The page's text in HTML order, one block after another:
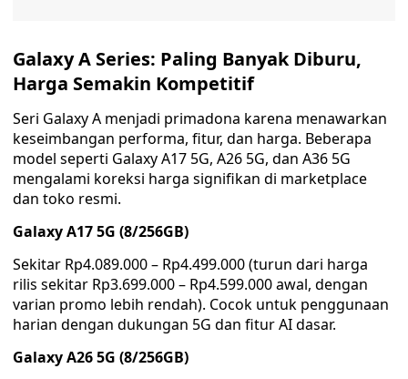
Galaxy A Series: Paling Banyak Diburu,
Harga Semakin Kompetitif
Seri Galaxy A menjadi primadona karena menawarkan
keseimbangan performa, fitur, dan harga. Beberapa
model seperti Galaxy A17 5G, A26 5G, dan A36 5G
mengalami koreksi harga signifikan di marketplace
dan toko resmi.
Galaxy A17 5G (8/256GB)
Sekitar Rp4.089.000 – Rp4.499.000 (turun dari harga
rilis sekitar Rp3.699.000 – Rp4.599.000 awal, dengan
varian promo lebih rendah). Cocok untuk penggunaan
harian dengan dukungan 5G dan fitur AI dasar.
Galaxy A26 5G (8/256GB)